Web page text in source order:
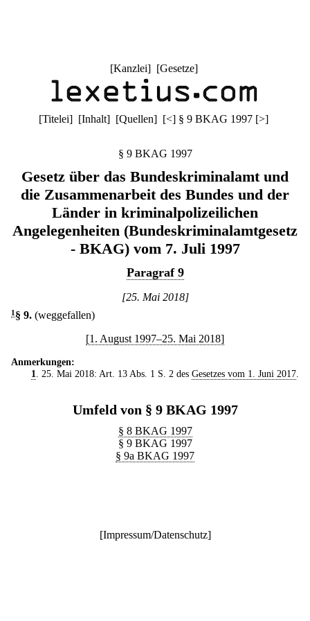
[Kanzlei] [Gesetze]
[Titelei] [Inhalt] [Quellen] [<] § 9 BKAG 1997 [>]
§ 9 BKAG 1997
Gesetz über das Bundeskriminalamt und
die Zusammenarbeit des Bundes und der
Länder in kriminalpolizeilichen
Angelegenheiten (Bundeskriminalamtgesetz
- BKAG) vom 7. Juli 1997
Paragraf 9
[25. Mai 2018]
1 § 9. (weggefallen)
[1. August 1997–25. Mai 2018]
Anmerkungen:
1
. 25. Mai 2018: Art. 13 Abs. 1 S. 2 des Gesetzes vom 1. Juni 2017.
Umfeld von § 9 BKAG 1997
§ 8 BKAG 1997
§ 9 BKAG 1997
§ 9a BKAG 1997
[Impressum/Datenschutz]